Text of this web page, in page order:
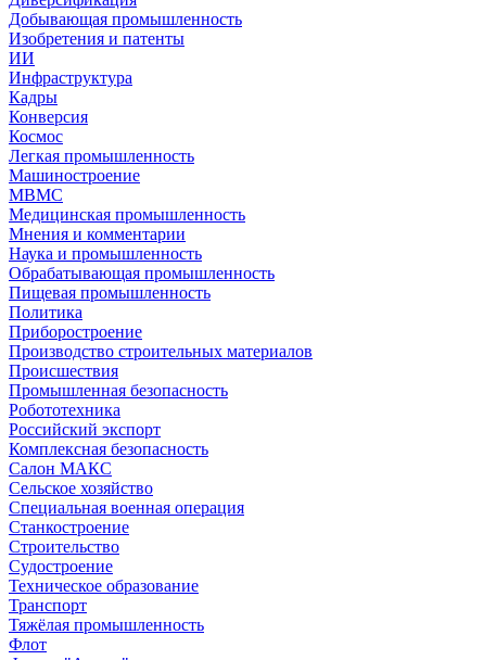
Добывающая промышленность
Изобретения и патенты
ИИ
Инфраструктура
Кадры
Конверсия
Космос
Легкая промышленность
Машиностроение
МВМС
Медицинская промышленность
Мнения и комментарии
Наука и промышленность
Обрабатывающая промышленность
Пищевая промышленность
Политика
Приборостроение
Производство строительных материалов
Происшествия
Промышленная безопасность
Робототехника
Российский экспорт
Комплексная безопасность
Салон МАКС
Сельское хозяйство
Специальная военная операция
Станкостроение
Строительство
Судостроение
Техническое образование
Транспорт
Тяжёлая промышленность
Флот